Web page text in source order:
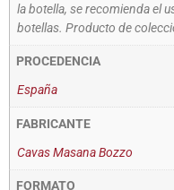
la botella, se recomienda el
botellas. Producto de
PROCEDENCIA
España
FABRICANTE
Cavas Masana Bozzo
FORMATO